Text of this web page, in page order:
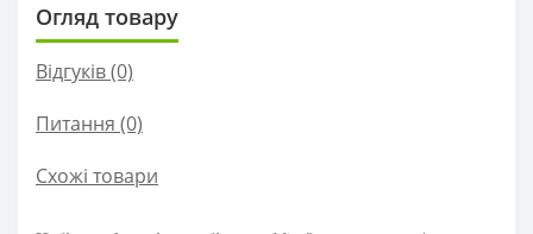
Огляд товару
Відгуків (0)
Питання (0)
Схожі товари